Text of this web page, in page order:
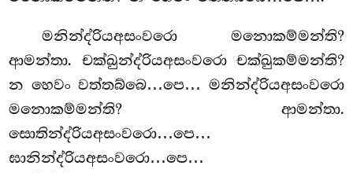
මනින්ද්රියඅසංවරො මනොකම්මන්ති?
ආමන්තා. චක්ඛුන්ද්රියඅසංවරො චක්ඛුකම්මන්ති?
න හෙවං වත්තබ්බෙ…පෙ… මනින්ද්රියඅසංවරො
මනොකම්මන්ති? ආමන්තා.
සොතින්ද්රියඅසංවරො…පෙ…
ඝානින්ද්රියඅසංවරො…පෙ…